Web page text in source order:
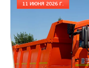
11 ИЮНЯ 2026 Г.